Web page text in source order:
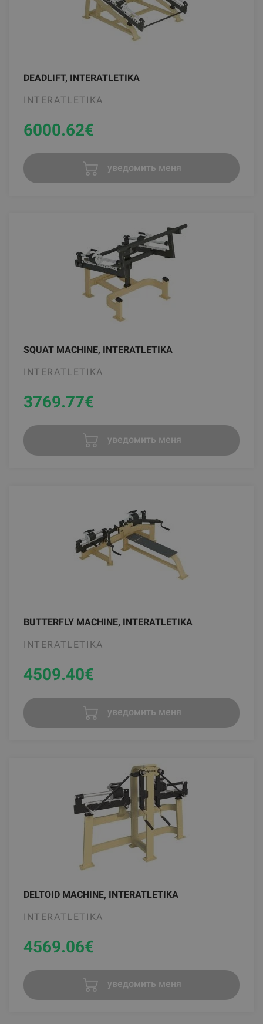
DEADLIFT, INTERATLETIKA
INTERATLETIKA
6000.62€
уведомить меня
SQUAT MACHINE, INTERATLETIKA
INTERATLETIKA
3769.77€
уведомить меня
BUTTERFLY MACHINE, INTERATLETIKA
INTERATLETIKA
4509.40€
уведомить меня
DELTOID MACHINE, INTERATLETIKA
INTERATLETIKA
4569.06€
уведомить меня